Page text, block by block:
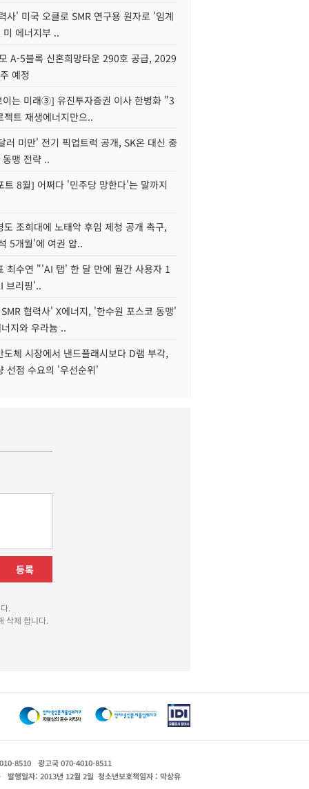
사' 미국 오클로 SMR 연구용 원자로 '임계
에너지부 ..
A-5블록 신혼희망타운 290호 공급, 2029
예정
이는 미래③] 유진투자증권 이사 한병화 "3
젝트 재생에너지만으..
러 미만' 전기 픽업트럭 공개, SK온 대신 중
맹 전략 ..
트 8월] 어쩌다 '민주당 망한다'는 말까지
도 조희대에 노태악 후임 제청 공개 촉구,
5개월'에 여권 압..
최수연 "'AI 탭' 한 달 만에 월간 사용자 1
브리핑'..
협력사' X에너지, '한수원 포스코 동맹'
지와 우라늄 ..
도체 시장에서 낸드플래시보다 D램 부각,
선점 수요의 '우선순위'
등록
.
삭제 합니다.
8510
광고국 070-4010-8511
발행일자: 2013년 12월 2일 청소년보호책임자 : 박상유